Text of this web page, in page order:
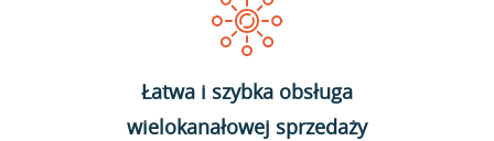
Łatwa i szybka obsługa
wielokanałowej sprzedaży